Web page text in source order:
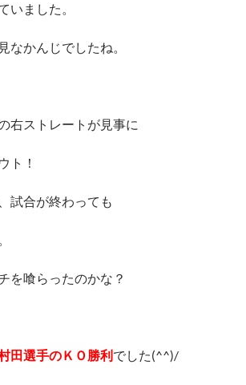
いました。
なかんじでしたね。
右ストレートが見事に
ト！
試合が終わっても
を喰らったのかな？
田選手のＫＯ勝利でした(^^)/